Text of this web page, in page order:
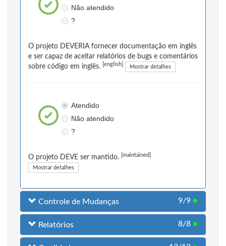
Não atendido
?
O projeto DEVERIA fornecer documentação em inglês
e ser capaz de aceitar relatórios de bugs e comentários
sobre código em inglês.
[english] Mostrar detalhes
Atendido
Não atendido
?
O projeto DEVE ser mantido. [maintained]
Mostrar detalhes
Controle de Mudanças 9/9 ●
Relatórios 8/8 ●